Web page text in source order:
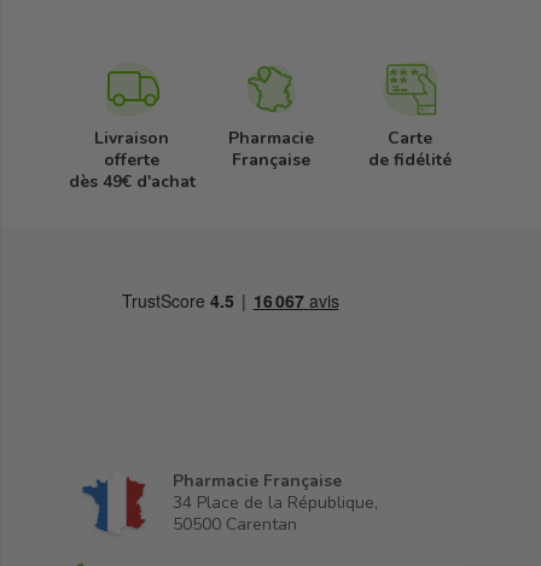
Livraison
offerte
dès 49€ d'achat
Pharmacie
Française
Carte
de fidélité
Pharmacie Française
34 Place de la République,
50500 Carentan